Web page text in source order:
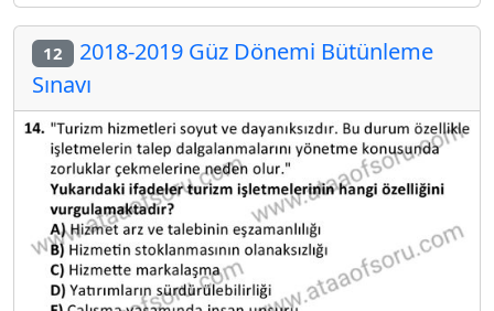
12 2018-2019 Güz Dönemi Bütünleme
Sınavı